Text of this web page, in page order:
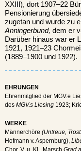
XXIII), dort 1907–22
Pensionierung
zugetan und wurde zu
Anningerbund, dem er
Darüber hinaus war er
1921, 1921–23
(1889–1900 und 1922).
EHRUNGEN
Ehrenmitglied der MGV.e
des MGV.s Liesing 1923;
WERKE
Männerchöre (Untreue,
Hofmann v. Aspernburg),
Chor, V. u. Kl., Marsch Grad